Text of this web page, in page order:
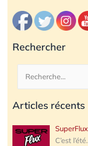
Rechercher
Rechercher :
Articles récents
C’est